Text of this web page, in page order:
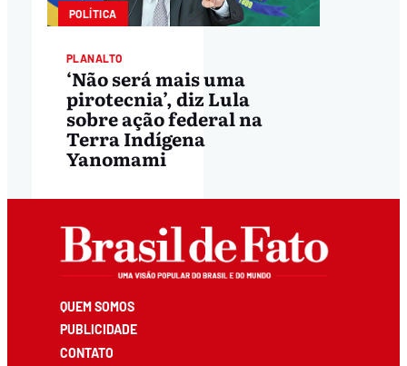
POLÍTICA
PLANALTO
‘Não será mais uma
pirotecnia’, diz Lula
sobre ação federal na
Terra Indígena
Yanomami
QUEM SOMOS
PUBLICIDADE
CONTATO